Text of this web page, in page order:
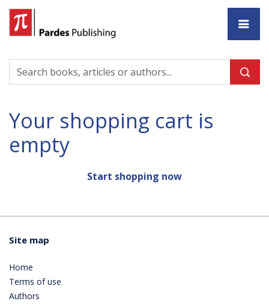
Your shopping cart is
empty
Start shopping now
Site map
Home
Terms of use
Authors